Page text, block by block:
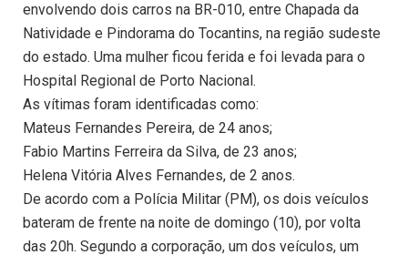
envolvendo dois carros na BR-010, entre Chapada da
Natividade e Pindorama do Tocantins, na região sudeste
do estado. Uma mulher ficou ferida e foi levada para o
Hospital Regional de Porto Nacional.
As vítimas foram identificadas como:
Mateus Fernandes Pereira, de 24 anos;
Fabio Martins Ferreira da Silva, de 23 anos;
Helena Vitória Alves Fernandes, de 2 anos.
De acordo com a Polícia Militar (PM), os dois veículos
bateram de frente na noite de domingo (10), por volta
das 20h. Segundo a corporação, um dos veículos, um